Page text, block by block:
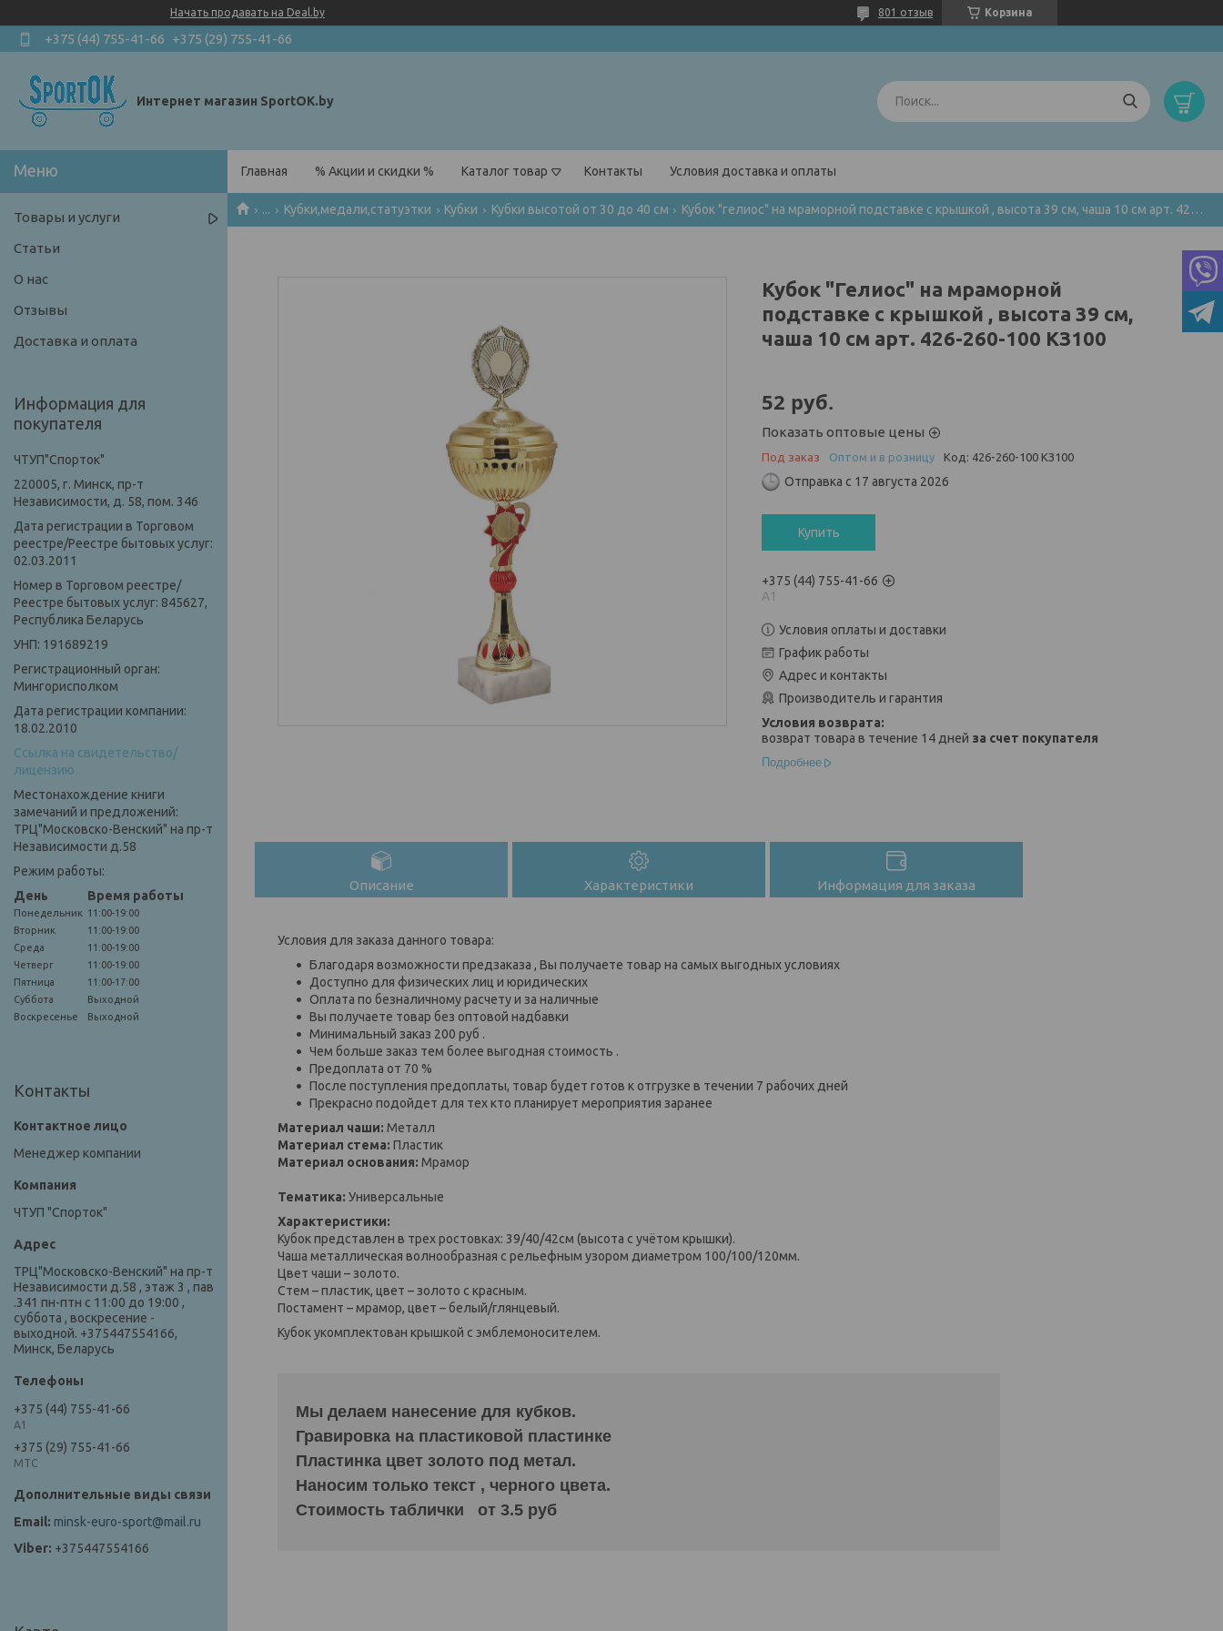
Начать продавать на Deal.by Корзина
801 отзыв
+375 (44) 755-41-66 +375 (29) 755-41-66
Интернет магазин SportOK.by
Главная % Акции и скидки % Каталог товар Контакты Условия доставка и оплаты
... Кубки,медали,статуэтки Кубки Кубки высотой от 30 до 40 см Кубок "гелиос" на мраморной подставке с крышкой , высота 39 см, чаша 10 см арт. 426-260-100 кз100
Кубок "Гелиос" на мраморной
подставке с крышкой , высота 39 см,
чаша 10 см арт. 426-260-100 КЗ100
52 руб.
Показать оптовые цены
Под заказ Оптом и в розницу Код: 426-260-100 КЗ100
Отправка с 17 августа 2026
Купить
+375 (44) 755-41-66
А1
Условия оплаты и доставки
График работы
Адрес и контакты
Производитель и гарантия
возврат товара в течение 14 дней за счет покупателя
Подробнее
Описание Характеристики Информация для заказа
Условия для заказа данного товара:
Благодаря возможности предзаказа , Вы получаете товар на самых выгодных условиях
Доступно для физических лиц и юридических
Оплата по безналичному расчету и за наличные
Вы получаете товар без оптовой надбавки
Минимальный заказ 200 руб .
Чем больше заказ тем более выгодная стоимость .
Предоплата от 70 %
После поступления предоплаты, товар будет готов к отгрузке в течении 7 рабочих дней
Прекрасно подойдет для тех кто планирует мероприятия заранее
Материал чаши: Металл
Материал стема: Пластик
Материал основания: Мрамор
Тематика: Универсальные
Характеристики:
Кубок представлен в трех ростовках: 39/40/42см (высота с учётом крышки).
Чаша металлическая волнообразная с рельефным узором диаметром 100/100/120мм.
Цвет чаши – золото.
Стем – пластик, цвет – золото с красным.
Постамент – мрамор, цвет – белый/глянцевый.
Кубок укомплектован крышкой с эмблемоносителем.
Мы делаем нанесение для кубков.
Гравировка на пластиковой пластинке
Пластинка цвет золото под метал.
Наносим только текст , черного цвета.
Стоимость таблички от 3.5 руб
Товары и услуги
Статьи
О нас
Отзывы
Доставка и оплата
Информация для
покупателя
ЧТУП"Спорток"
220005, г. Минск, пр-т
Независимости, д. 58, пом. 346
Дата регистрации в Торговом
реестре/Реестре бытовых услуг:
02.03.2011
Номер в Торговом реестре/
Реестре бытовых услуг: 845627,
Республика Беларусь
УНП: 191689219
Регистрационный орган:
Мингорисполком
Дата регистрации компании:
18.02.2010
Ссылка на свидетельство/
лицензию
Местонахождение книги
замечаний и предложений:
ТРЦ"Московско-Венский" на пр-т
Независимости д.58
Режим работы:
День
Время работы
Понедельник 11:00-19:00
Вторник
11:00-19:00
Среда
11:00-19:00
Четверг
11:00-19:00
Пятница
11:00-17:00
Суббота
Выходной
Воскресенье
Выходной
Контакты
Менеджер компании
ЧТУП "Спорток"
ТРЦ"Московско-Венский" на пр-т
Независимости д.58 , этаж 3 , пав
.341 пн-птн с 11:00 до 19:00 ,
суббота , воскресение -
выходной. +375447554166,
Минск, Беларусь
+375 (44) 755-41-66
А1
+375 (29) 755-41-66
МТС
minsk-euro-sport@mail.ru
+375447554166